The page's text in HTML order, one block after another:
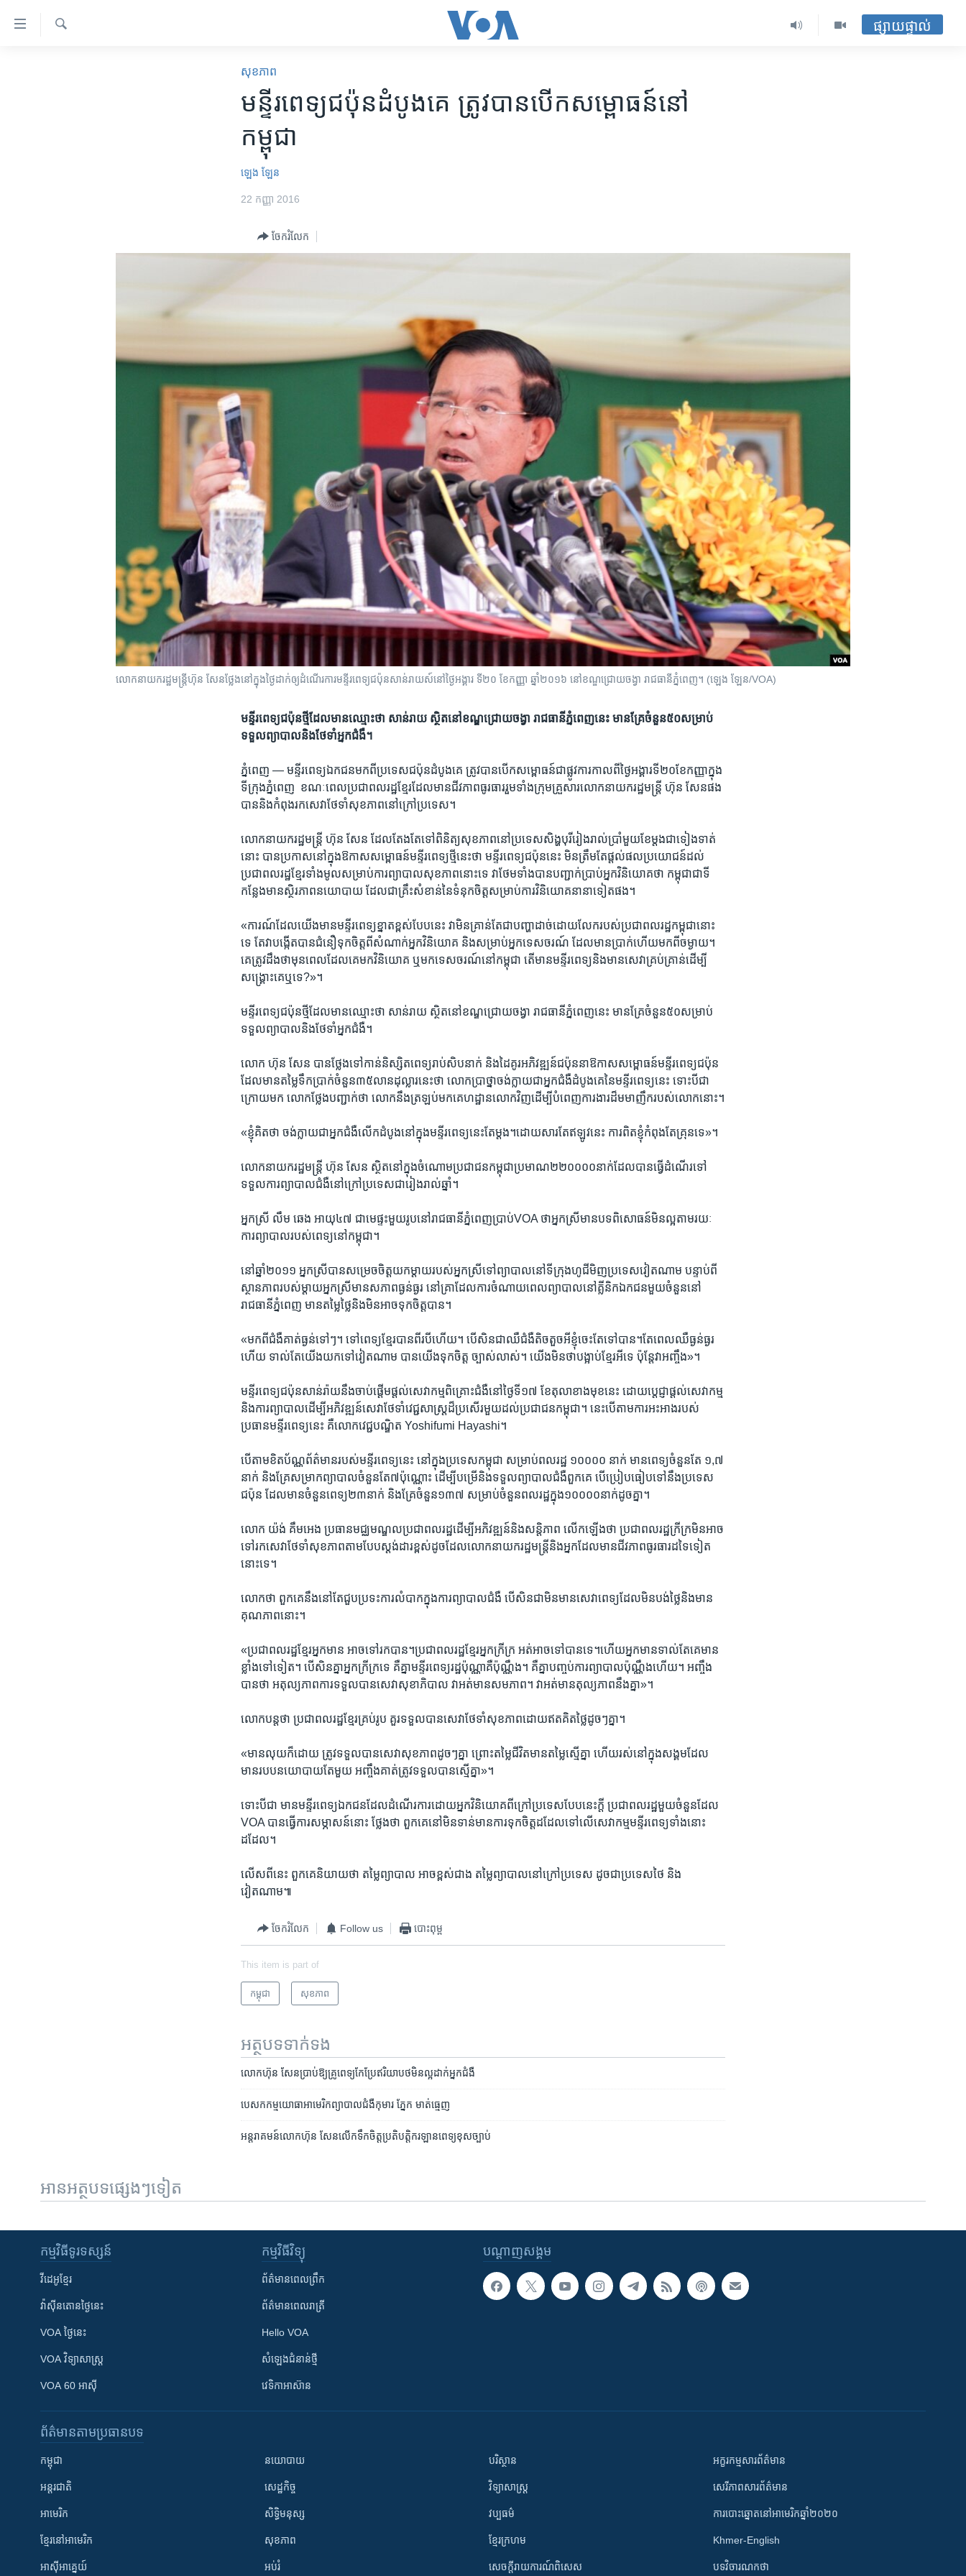
ទៅ​
ផ្សាយផ្ទាល់
សុខភាព
មន្ទីរ​ពេទ្យ​ជប៉ុន​ដំបូង​គេ ត្រូវ​បាន​បើក​សម្ពោធន៍​នៅ​
កម្ពុជា
ឡេង ឡែន
22 កញ្ញា 2016
ចែករំលែក
លោកនាយករដ្ឋមន្រ្តីហ៊ុន សែនថ្លែងនៅក្នុងថ្ងៃដាក់ឲ្យដំណើរការមន្ទីរពេទ្យជប៉ុនសាន់រាយស៍នៅថ្ងៃអង្គារ ទី២០ ខែកញ្ញា ឆ្នាំ២០១៦ នៅខណ្ឌជ្រោយចង្វា រាជធានីភ្នំពេញ។ (ឡេង ឡែន/VOA)
មន្ទីរ​ពេទ្យ​ជប៉ុន​ថ្មី​​ដែល​មាន​ឈ្មោះ​ថា ​សាន់រាយ ស្ថិត​នៅ​ខណ្ឌ​ជ្រោយ​ចង្វា រាជធានី​ភ្នំពេញ​​នេះ ​មាន​គ្រែ​ចំនួន​៥០​សម្រាប់​
ទទួល​ព្យាបាល​និង​ថែទាំ​អ្នក​ជំងឺ។
ភ្នំពេញ —មន្ទីរ​ពេទ្យ​ឯកជន​មកពី​ប្រទេស​ជប៉ុនដំបូង​គេ ត្រូវ​បាន​បើក​សម្ពោធន៍​ជា​ផ្លូវការ​កាលពី​ថ្ងៃ​អង្គារ​ទី​២០​ខែ​កញ្ញាក្នុង​
ទីក្រុង​ភ្នំពេញ ​ ​ខណៈ​ពេល​ប្រជាពលរដ្ឋ​ខ្មែរ​ដែល​មាន​ជីវភាព​ធូរធារ​រួម​ទាំង​ក្រុម​គ្រួសារ​លោក​នាយក​រដ្ឋ​មន្រ្តី​ ហ៊ុន សែន​ផង ​
បាន​និង​កំពុង​រក​សេវា​ថែទាំ​សុខភាព​នៅ​ក្រៅ​ប្រទេស។​
លោក​នាយក​រដ្ឋមន្រ្តី​ ហ៊ុន សែន​ ដែល​តែងតែ​ទៅ​ពិនិត្យ​សុខភាព​នៅ​ប្រទេស​សិង្ហបុរី​រៀង​រាល់​ប្រាំ​មួយ​ខែ​ម្ដង​ជា​ទៀងទាត់​
នោះ​ ​បាន​ប្រកាស​នៅ​ក្នុង​ឱកាស​សម្ពោធន៍​មន្ទីរ​ពេទ្យ​ថ្មី​នេះ​ថា មន្ទីរ​ពេទ្យ​ជប៉ុន​នេះ ​មិន​ត្រឹម​តែផ្ដល់​ផល​ប្រយោជន៍​ដល់
ប្រជា​ពលរដ្ឋ​ខ្មែរ​ទាំង​មូល​សម្រាប់​ការ​ព្យាបាល​សុខភាព​នោះ​ទេ​ វា​ថែម​ទាំង​បាន​បញ្ជាក់​ប្រាប់​អ្នក​វិនិយោគ​ថា​ កម្ពុជា​ជា​ទី
កន្លែង​មាន​ស្ថិរភាព​នយោបាយ​ ដែល​ជា​គ្រឹះ​សំខាន់នៃ​ទំនុក​ចិត្តសម្រាប់​ការ​វិនិយោគ​នានា​ទៀត​ផង។​
«ការណ៍ដែល​យើង​មាន​មន្ទីរ​ពេទ្យ​ខ្នាត​ខ្ពស់​បែប​នេះ​ វា​មិន​គ្រាន់​តែ​ជា​បញ្ហា​ដាច់​ដោយ​លែក​របស់​ប្រជាពលរដ្ឋ​កម្ពុជា​នោះ​
ទេ តែ​វា​បង្កើត​បាន​ជំនឿ​ទុក​ចិត្ត​ពី​សំណាក់​អ្នក​វិនិយោគ​ និង​សម្រាប់​អ្នក​ទេសចរណ៍ ដែល​មាន​ប្រាក់​ហើយ​មក​ពី​ចម្ងាយ។​
គេ​ត្រូវ​ដឹង​ថា​មុន​ពេល​ដែល​គេ​មក​វិនិយោគ​ ឬ​មក​ទេសចរណ៍​នៅ​កម្ពុជា​ តើ​មាន​មន្ទីរ​ពេទ្យ​និង​មាន​សេវា​គ្រប់​គ្រាន់​ដើម្បី​
សង្គ្រោះ​គេ​ឬទេ?»។
មន្ទីរ​ពេទ្យ​ជប៉ុន​ថ្មីដែល​មាន​ឈ្មោះ​ថា ​សាន់រាយ ស្ថិត​នៅ​ខណ្ឌ​ជ្រោយ​ចង្វា រាជធានី​ភ្នំពេញនេះ ​មាន​គ្រែ​ចំនួន​៥០​សម្រាប់​
ទទួល​ព្យាបាល​និង​ថែទាំ​អ្នក​ជំងឺ។
លោក ហ៊ុន សែន បានថ្លែង​ទៅ​កាន់​និស្សិត​ពេទ្យ​រាប់​សិប​នាក់ និង​ដៃ​គូរ​អភិវឌ្ឍន៍​ជប៉ុន​នា​ឱកាស​សម្ពោធន៍​មន្ទីរពេទ្យ​ជប៉ុន
ដែល​មាន​តម្លៃ​ទឹក​ប្រាក់​ចំនួន​៣៥​លាន​ដុល្លារ​នេះថា​ លោក​ប្រាថ្នា​ចង់​ក្លាយ​ជា​អ្នក​ជំងឺ​ដំបូង​គេ​នៃ​មន្ទីរពេទ្យ​នេះ​ ទោះបី​ជា​
ក្រោយ​មក​ លោក​ថ្លែង​បញ្ជាក់​ថា​ លោក​នឹង​ត្រឡប់​មក​គេហដ្ឋាន​លោក​វិញ​ដើម្បី​បំពេញ​ការ​ងារ​ដ៏​មមាញឹក​របស់​លោក​នោះ។
«ខ្ញុំ​គិត​ថា​ ចង់​ក្លាយ​ជា​អ្នក​ជំងឺ​លើ​ក​ដំបូង​នៅ​ក្នុង​មន្ទីរ​ពេទ្យ​នេះ​តែ​ម្ដង។​ដោយសារតែ​ឥឡូវ​នេះ​ ការពិត​ខ្ញុំ​កំពុង​តែ​គ្រុន​ទេ»។
លោក​នាយក​រដ្ឋ​មន្ត្រី ហ៊ុន សែន​ ស្ថិត​នៅ​ក្នុង​ចំណោម​ប្រជា​ជន​កម្ពុជា​ប្រមាណ​២២០០០០​នាក់​ដែល​បាន​ធ្វើ​ដំណើរទៅ​
ទទួល​ការព្យាបាល​ជំងឺនៅ​ក្រៅ​ប្រទេស​ជា​រៀង​រាល់​ឆ្នាំ។​
អ្នកស្រី ​លឹម ឆេង អាយុ៤៧​ ជា​មេផ្ទះ​មួយ​រូប​នៅ​រាជធានីភ្នំពេញ​ប្រាប់​VOA ថា​អ្នកស្រីមាន​បទ​ពិសោធន៍​មិន​ល្អ​តាម​រយៈ​
ការ​ព្យាបាល​របស់​ពេទ្យ​នៅ​កម្ពុជា។
នៅ​ឆ្នាំ​២០១១ អ្នកស្រី​បាន​សម្រេច​ចិត្ត​យក​ម្ដាយ​របស់​អ្នកស្រី​ទៅ​ព្យាបាល​នៅ​ទីក្រុង​ហូជីមិញ​ប្រទេស​វៀតណាម បន្ទាប់​ពី​
ស្ថានភាព​របស់ម្ដាយ​អ្នកស្រី​មាន​សភាព​ធ្ងន់ធ្ងរ នៅ​គ្រា​ដែល​ការ​ចំណាយ​ពេលព្យាបាល​នៅ​គ្លីនិក​ឯកជន​មួយ​ចំនួន​នៅ​
រាជធានី​ភ្នំពេញ​ មាន​តម្លៃ​ថ្លៃ​និង​មិន​អាច​ទុកចិត្ត​បាន។​
«មក​ពី​ជំងឺ​គាត់​ធ្ងន់​ទៅៗ។​ ទៅ​ពេទ្យ​ខ្មែរ​បាន​ពីរ​បី​ហើយ។​ បើ​សិន​ជា​ឈឺ​ជំងឺ​តិចតួច​អី​ខ្ញុំ​ចេះ​តែ​ទៅ​បាន។តែ​ពេល​ឈឺ​ធ្ងន់ធ្ងរ​
ហើយ​ ទាល់​តែ​យើង​យក​ទៅ​វៀតណាម បាន​យើង​ទុក​ចិត្ត ច្បាស់​លាស់។​ យើង​មិន​ថា​បង្អាប់​ខ្មែរ​អី​ទេ ប៉ុន្តែ​វា​អញ្ចឹង»។
មន្ទីរ​ពេទ្យ​ជប៉ុន​សាន់រ៉ាយនឹង​ចាប់​ផ្ដើម​ផ្ដល់​សេវាកម្ម​ពិគ្រោះ​ជំងឺ​នៅ​ថ្ងៃ​ទី​១៧ ខែ​តុលា​ខាង​មុខ​នេះ​ ដោយ​ប្ដេជ្ញា​ផ្ដល់​សេវា​កម្ម​
និង​ការ​ព្យាបាលដើម្បី​អភិវឌ្ឍន៍​សេវា​ថែទាំ​វេជ្ជសាស្ត្រ​ដ៏​ប្រសើរ​មួយ​ដល់ប្រជា​ជន​កម្ពុជា។​ ​នេះ​បើ​តាម​ការ​អះអាង​របស់​
ប្រធាន​មន្ទីរ​ពេទ្យ​នេះ​ គឺ​លោក​វេជ្ជបណ្ឌិត Yoshifumi​ Hayashi។​
បើ​តាម​ខិត​ប័ណ្ណ​ព័ត៌មាន​របស់​មន្ទីរ​ពេទ្យ​នេះ នៅ​ក្នុង​ប្រទេស​កម្ពុជា​ សម្រាប់​ពលរដ្ឋ​ ១០០០០ នាក់​ មាន​ពេទ្យ​ចំនួន​តែ​ ១,៧​
នាក់​ និងគ្រែ​សម្រាក​ព្យាបាល​ចំនួន​តែ​៧​ប៉ុណ្ណោះ ដើម្បី​បម្រើ​និង​ទទួល​ព្យាបាល​ជំងឺ​ពួកគេ បើ​ប្រៀបធៀបទៅ​នឹង​ប្រទេស​
ជប៉ុន​ ដែល​មាន​ចំនួន​ពេទ្យ​២៣នាក់​ និង​គ្រែ​ចំនួន​១៣៧​ សម្រាប់​ចំនួន​ពលរដ្ឋ​ក្នុង​១០០០០​នាក់​ដូចគ្នា។​
​លោក ​យ៉ង់​ គឹម​អេង​ ប្រធាន​មជ្ឈ​មណ្ឌល​ប្រជាពលរដ្ឋ​ដើម្បី​អភិវឌ្ឍន៍​និង​សន្តិភាព​ លើកឡើង​ថា​ ប្រជាពលរដ្ឋ​ក្រី​ក្រ​មិន​អាច​
ទៅ​រក​សេវា​ថែទាំ​សុខភាពតាម​បែប​ស្តង់ដារ​ខ្ពស់​ដូចដែល​លោក​នាយក​រដ្ឋ​មន្ត្រី​និងអ្នក​ដែល​មាន​ជីវភាព​ធូរធារ​ដទៃ​ទៀត​
នោះ​ទេ។
លោក​ថា​ ពួកគេ​នឹង​នៅ​តែ​ជួប​ប្រទះ​ការ​លំបាក​ក្នុង​ការ​ព្យាបាល​ជំងឺ បើ​សិន​ជា​មិន​មាន​សេវា​ពេទ្យ​ដែល​មិន​បង់​ថ្លៃ​និង​មាន​
គុណភាព​នោះ។
«ប្រជា​ពលរដ្ឋ​ខ្មែរ​អ្នក​មាន ​អាច​ទៅ​រក​បាន។ប្រជា​ពលរដ្ឋ​ខ្មែរ​អ្នក​ក្រី​ក្រ​ អត់​អាច​ទៅ​បាន​ទេ។​ហើយ​អ្នក​មាន​ទាល់​តែ​គេ​មាន​
ខ្លាំង​ទៅ​ទៀត។​ បើ​សិន​គ្នា​អ្នក​ក្រី​ក្រ​ទេ គឺ​គ្នា​មន្ទីរ​ពេទ្យ​រដ្ឋ​ប៉ុណ្ណា​គឺ​ប៉ុណ្ណឹង។​ គឺ​គ្នា​បញ្ចប់​ការព្យា​បាល​ប៉ុណ្ណឹង​ហើយ។ ​អញ្ចឹង​
បាន​ថា អតុល្យភាពការ​ទទួល​បាន​សេវា​សុខាភិបាល​ វា​អត់​មាន​សមភាព។ វា​អត់​មាន​តុល្យ​ភាព​នឹង​គ្នា»។
លោក​បន្ត​ថា ប្រជា​ពលរដ្ឋ​ខ្មែរ​គ្រប់​រូប ​គួរ​ទទួល​បាន​សេវា​ថែទាំ​សុខភាព​ដោយ​ឥត​គិត​ថ្លៃ​ដូច​ៗ​គ្នា។​
​«មាន​លុយ​ក៏​ដោយ​ ត្រូវ​ទទួល​បាន​សេវា​សុខភាព​ដូចៗ​គ្នា ព្រោះ​តម្លៃ​ជីវិត​មាន​តម្លៃ​ស្មើ​គ្នា ហើយ​រស់​នៅ​ក្នុង​សង្គម​ដែល​
មាន​របប​នយោបាយ​តែ​មួយ​ អញ្ចឹង​គាត់​ត្រូវ​ទទួល​បាន​ស្មើគ្នា»។
ទោះ​បី​ជា​ មាន​មន្ទីរពេទ្យ​ឯកជន​ដែល​ដំណើរ​ការ​ដោយ​អ្នក​វិនិយោគ​ពី​ក្រៅ​ប្រទេស​បែបនេះ​ក្ដី​ ប្រជា​ពលរដ្ឋ​មួយ​ចំនួន​ដែល​
VOA​ បាន​ធ្វើការ​សម្ភាសន៍​នោះ​ ថ្លែង​ថា​ ពួកគេ​នៅ​មិន​ទាន់​មានការ​ទុកចិត្ត​ដដែល​ទៅ​លើ​សេវាកម្ម​មន្ទីរពេទ្យទាំង​នោះ
ដដែល។
លើស​ពី​នេះ​ ពួក​គេ​និយាយ​ថា តម្លៃព្យាបាល​ អាច​ខ្ពស់​ជាង​ តម្លៃព្យាបាល​នៅ​ក្រៅ​ប្រទេស​ ដូច​ជា​ប្រទេស​ថៃ​ និង​
វៀតណាម៕​
ចែករំលែក Follow us បោះពុម្ព
This item is part of
កម្ពុជា សុខភាព
អត្ថបទ​ទាក់ទង
លោក​ហ៊ុន សែន​ប្រាប់​ឱ្យ​គ្រូពេទ្យ​កែប្រែ​ឥរិយាបថ​មិន​ល្អ​ដាក់​អ្នក​ជំងឺ
បេសកកម្ម​យោធា​អាមេរិក​ព្យាបាល​ជំងឺ​កុមារ​ ភ្នែក មាត់​ធ្មេញ
អន្តរាគមន៍​លោក​ហ៊ុន សែន​លើក​ទឹក​ចិត្ត​​​ប្រតិបត្តិករ​​ឡាន​ពេទ្យ​ខុសច្បាប់​
អានអត្ថបទផ្សេងៗទៀត
បណ្តាញ​សង្គម
កម្មវិធី​ទូរទស្សន៍
វីដេអូ​ខ្មែរ
វ៉ាស៊ីនតោន​ថ្ងៃ​នេះ
VOA ថ្ងៃនេះ
VOA ​វិទ្យាសាស្ត្រ
VOA 60 អាស៊ី
កម្មវិធី​វិទ្យុ
ព័ត៌មាន​ពេល​ព្រឹក
ព័ត៌មាន​​ពេល​រាត្រី
Hello VOA
សំឡេង​ជំនាន់​ថ្មី
វេទិកា​អាស៊ាន
ព័ត៌មាន​តាមប្រធានបទ​
កម្ពុជា
អន្តរជាតិ
អាមេរិក
ខ្មែរ​នៅអាមេរិក
អាស៊ីអាគ្នេយ៍
នយោបាយ
សេដ្ឋកិច្ច
សិទ្ធិមនុស្ស
សុខភាព
អប់រំ
បរិស្ថាន
វិទ្យាសាស្រ្ត
វប្បធម៌
ខ្មែរក្រហម
សេចក្តីរាយការណ៍ពិសេស
អក្ខរកម្មសារព័ត៌មាន
សេរីភាពសារព័ត៌មាន
ការបោះឆ្នោតនៅអាមេរិកឆ្នាំ២០២០
Khmer-English
បទវិចារណកថា